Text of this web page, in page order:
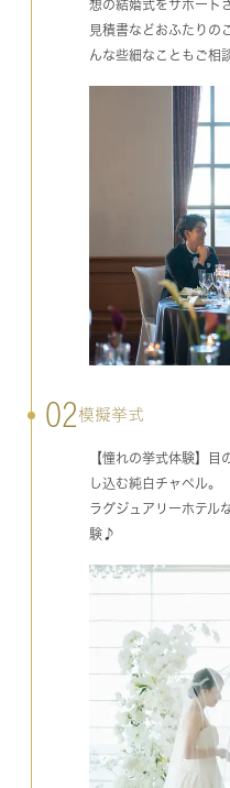
想の結婚式をサポート
見積書などおふたりの
んな些細なこともご相
02模擬挙式
【憧れの挙式体験】
し込む純白チャペル。
ラグジュアリーホテル
験♪